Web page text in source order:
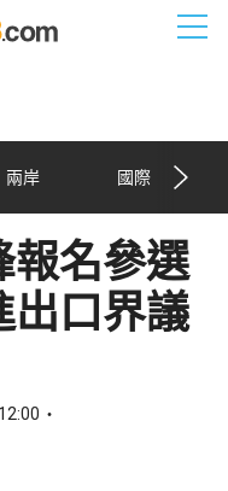
兩岸 國際
報名參選
口界議